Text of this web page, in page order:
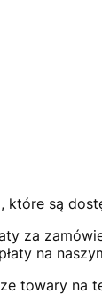
które są
za
na
towary na